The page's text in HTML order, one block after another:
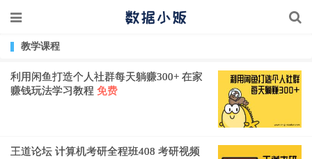
教学课程
利用闲鱼打造个人社群每天躺赚300+ 在家
赚钱玩法学习教程 免费
王道论坛 计算机考研全程班408 考研视频